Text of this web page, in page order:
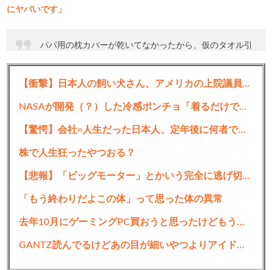
にヤバいです」
パパ用の枕カバーが乾いてなかったから、仮のタオル引
なんでそんなひどいことするのwwwww
pic.twitter.com/fjhsKE0XGc
— ぽこ (@poco20220603)July 6, 2026
続きを読む
【衝撃】日本人の飼い犬さん、アメリカの上院議員に似すぎた結果ｗｗｗｗｗｗｗ
NASAが開発（？）した冷感ポンチョ「着るだけで体感-15℃」←これ
【驚愕】会社=人生だった日本人、定年後に何者でもなくなるwww
株で人生狂ったやつおる？
【悲報】「ビッグモーター」とかいう完全に逃げ切ったゴミクズｗｗｗｗｗ
「もう終わりだよこの体」って思った体の異常
去年10月にゲーミングPC買おうと思ったけどもう少し後でいいやで時期逃したらうなぎ登りに値上がりしていった
GANTZ読んでるけどあの目が細いやつよりアイドルの方が良くね？